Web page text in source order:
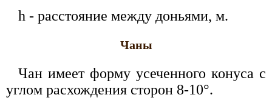
h - расстояние между доньями, м.
Чаны
Чан имеет форму усеченного конуса с
углом расхождения сторон 8-10°.